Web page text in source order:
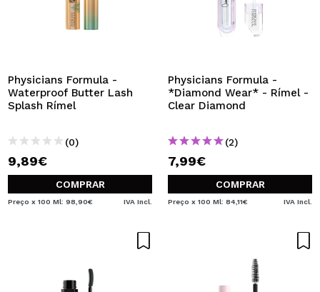
Eu não tenho uma conta aqui
QUERO REGISTAR-ME
Ao criar uma conta no Maquibeauty.pt pode fazer as suas
compras rapidamente, verificar o estado das suas
encomendas e consultar as suas operações anteriores.
Physicians Formula -
Waterproof Butter Lash
Splash Rímel
(0)
9,89€
COMPRAR
Preço x 100 Ml: 98,90€ IVA Incl.
Physicians Formula -
*Diamond Wear* - Rímel -
Clear Diamond
(2)
7,99€
COMPRAR
Preço x 100 Ml: 84,11€ IVA Incl.